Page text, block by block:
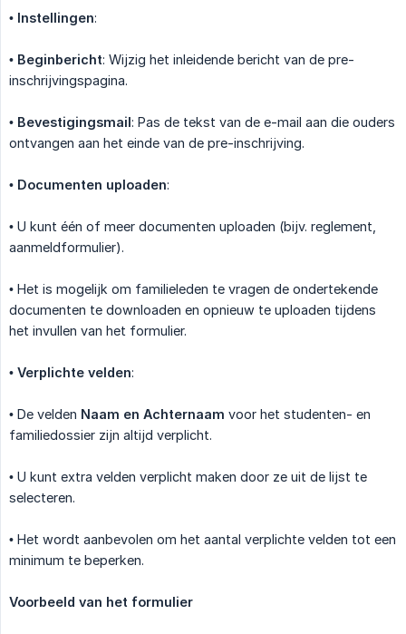
• Instellingen:
• Beginbericht: Wijzig het inleidende bericht van de pre-
inschrijvingspagina.
• Bevestigingsmail: Pas de tekst van de e-mail aan die ouders
ontvangen aan het einde van de pre-inschrijving.
• Documenten uploaden:
• U kunt één of meer documenten uploaden (bijv. reglement,
aanmeldformulier).
• Het is mogelijk om familieleden te vragen de ondertekende
documenten te downloaden en opnieuw te uploaden tijdens
het invullen van het formulier.
• Verplichte velden:
• De velden Naam en Achternaam voor het studenten- en
familiedossier zijn altijd verplicht.
• U kunt extra velden verplicht maken door ze uit de lijst te
selecteren.
• Het wordt aanbevolen om het aantal verplichte velden tot een
minimum te beperken.
Voorbeeld van het formulier